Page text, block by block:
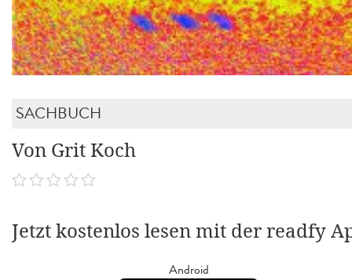
SACHBUCH
Von Grit Koch
Jetzt kostenlos lesen mit der readfy
Android